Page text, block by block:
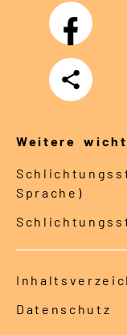
Facebook
Teilen
Weitere
Sprache)
Datenschutz